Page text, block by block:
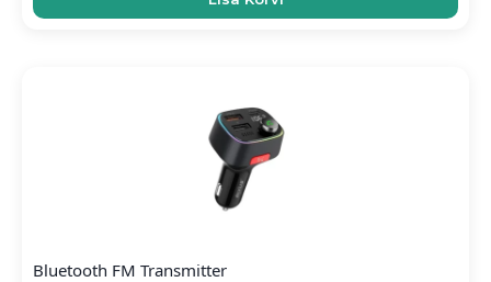
Bluetooth FM Transmitter